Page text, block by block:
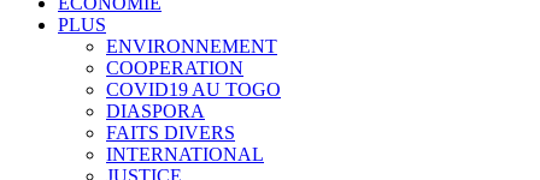
PLUS
ENVIRONNEMENT
COOPERATION
COVID19 AU TOGO
DIASPORA
FAITS DIVERS
INTERNATIONAL
JUSTICE